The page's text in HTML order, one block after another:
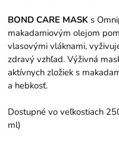
BOND CARE MASK s
makadamiovým olejom
vlasovými vláknami,
zdravý vzhľad. Výživná
aktívnych zložiek s
a hebkosť.
Dostupné vo veľkostiach
ml)